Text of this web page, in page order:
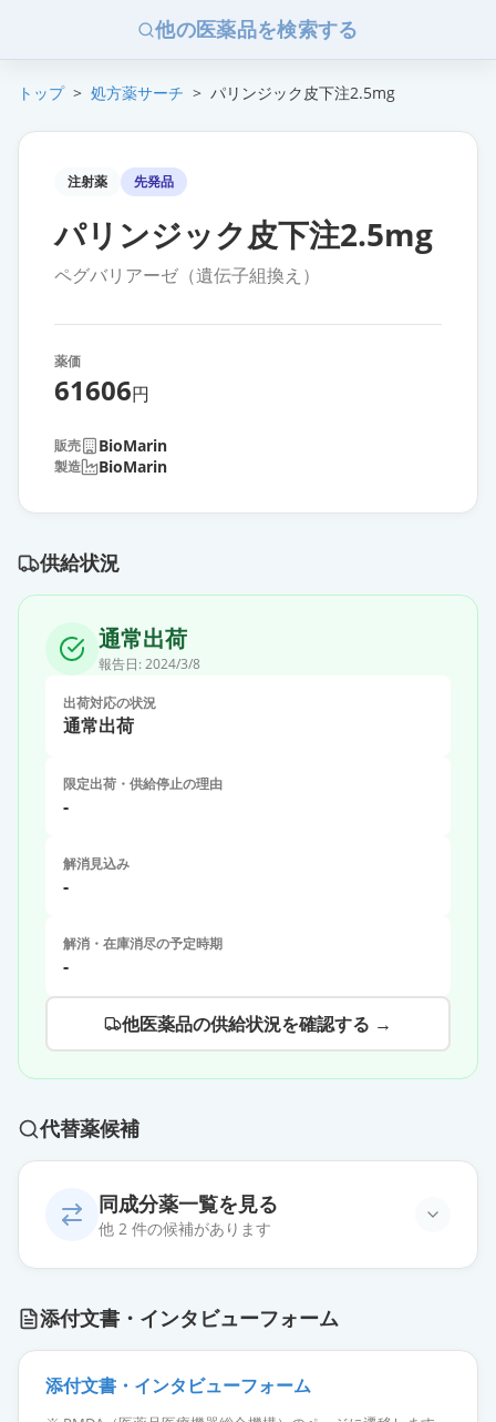
他の医薬品を検索する
トップ > 処方薬サーチ > パリンジック皮下注2.5mg
注射薬 先発品
パリンジック皮下注2.5mg
ペグバリアーゼ（遺伝子組換え）
薬価
61606円
販売 BioMarin
製造 BioMarin
供給状況
通常出荷
報告日: 2024/3/8
出荷対応の状況
通常出荷
限定出荷・供給停止の理由
-
解消見込み
-
解消・在庫消尽の予定時期
-
他医薬品の供給状況を確認する →
代替薬候補
同成分薬一覧を見る
他 2 件の候補があります
薬価 64155 円
パリンジック皮下注20mg
添付文書・インタビューフォーム
添付文書・インタビューフォーム